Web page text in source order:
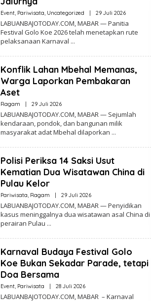
Event, Pariwisata, Uncategorized 29 Juli 2026Oleh
LABUANBAJOTODAY.COM, MABAR — Panitia
Festival Golo Koe 2026 telah menetapkan rute
pelaksanaan Karnaval
Konflik Lahan Mbehal Memanas,
Warga Laporkan Pembakaran
Aset
Ragam 29 Juli 2026Oleh
LABUANBAJOTODAY.COM, MABAR — Sejumlah
kendaraan, pondok, dan bangunan milik
masyarakat adat Mbehal dilaporkan
Polisi Periksa 14 Saksi Usut
Kematian Dua Wisatawan China di
Pulau Kelor
Pariwisata, Ragam 29 Juli 2026Oleh
LABUANBAJOTODAY.COM, MABAR — Penyidikan
kasus meninggalnya dua wisatawan asal China di
perairan Pulau
Karnaval Budaya Festival Golo
Koe Bukan Sekadar Parade, tetapi
Doa Bersama
Event, Pariwisata 28 Juli 2026Oleh
LABUANBAJOTODAY.COM, MABAR – Karnaval